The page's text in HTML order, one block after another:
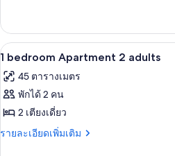
เกี่ยว
กับ
ห้อง
เปิด
ภาพถ่าย
ทั้งหมด
ของ
1
ผ้า
10
1 bedroom Apartment 2 adults
45 ตารางเมตร
พักได้ 2 คน
2 เตียงเดี่ยว
รายละเอียดเพิ่มเติม
ราย